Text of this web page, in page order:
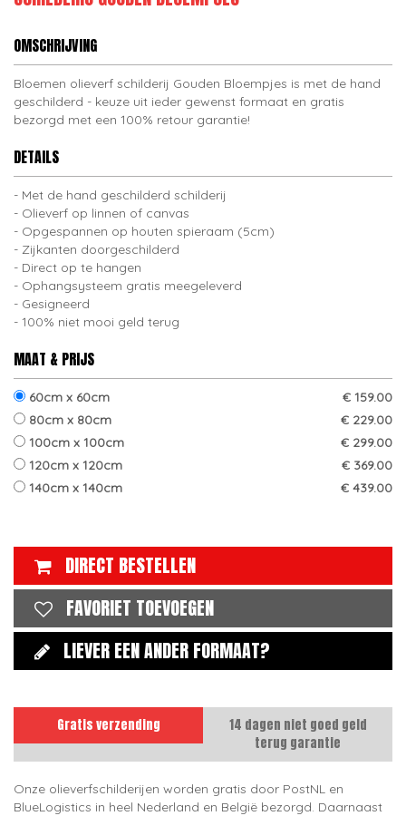
OMSCHRIJVING
Bloemen olieverf schilderij Gouden Bloempjes is met de hand
geschilderd - keuze uit ieder gewenst formaat en gratis
bezorgd met een 100% retour garantie!
DETAILS
Met de hand geschilderd schilderij
Olieverf op linnen of canvas
Opgespannen op houten spieraam (5cm)
Zijkanten doorgeschilderd
Direct op te hangen
Ophangsysteem gratis meegeleverd
Gesigneerd
100% niet mooi geld terug
MAAT & PRIJS
60cm x 60cm
€ 159.00
80cm x 80cm
€ 229.00
100cm x 100cm
€ 299.00
120cm x 120cm
€ 369.00
140cm x 140cm
€ 439.00
DIRECT BESTELLEN
FAVORIET TOEVOEGEN
LIEVER EEN ANDER FORMAAT?
Gratis verzending
14 dagen niet goed geld
terug garantie
Onze olieverfschilderijen worden gratis door PostNL en
BlueLogistics in heel Nederland en België bezorgd. Daarnaast